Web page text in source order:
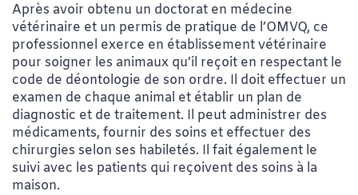
Après avoir obtenu un doctorat en médecine
vétérinaire et un permis de pratique de l’OMVQ, ce
professionnel exerce en établissement vétérinaire
pour soigner les animaux qu’il reçoit en respectant le
code de déontologie de son ordre. Il doit effectuer un
examen de chaque animal et établir un plan de
diagnostic et de traitement. Il peut administrer des
médicaments, fournir des soins et effectuer des
chirurgies selon ses habiletés. Il fait également le
suivi avec les patients qui reçoivent des soins à la
maison.